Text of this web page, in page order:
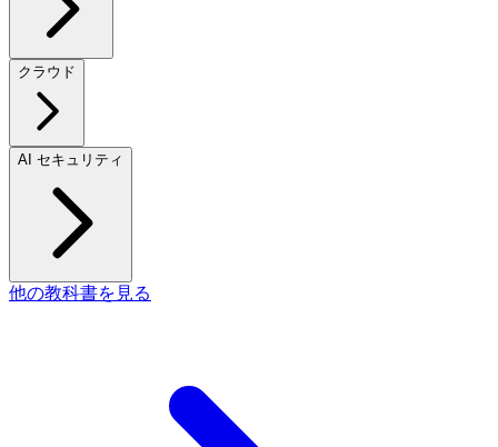
クラウド
AI セキュリティ
他の教科書を見る